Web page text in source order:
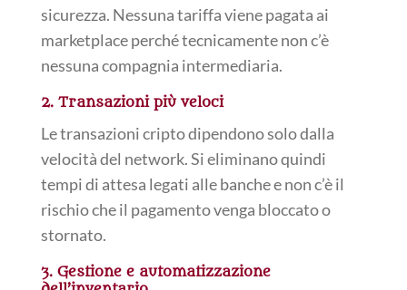
sicurezza. Nessuna tariffa viene pagata ai
marketplace perché tecnicamente non c’è
nessuna compagnia intermediaria.
2. Transazioni più veloci
Le transazioni cripto dipendono solo dalla
velocità del network. Si eliminano quindi
tempi di attesa legati alle banche e non c’è il
rischio che il pagamento venga bloccato o
stornato.
3. Gestione e automatizzazione